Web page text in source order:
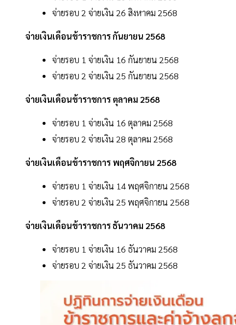
จ่ายรอบ 2 จ่ายเงิน 26 สิงหาคม 2568
จ่ายเงินเดือนข้าราชการ กันยายน 2568
จ่ายรอบ 1 จ่ายเงิน 16 กันยายน 2568
จ่ายรอบ 2 จ่ายเงิน 25 กันยายน 2568
จ่ายเงินเดือนข้าราชการ ตุลาคม 2568
จ่ายรอบ 1 จ่ายเงิน 16 ตุลาคม 2568
จ่ายรอบ 2 จ่ายเงิน 28 ตุลาคม 2568
จ่ายเงินเดือนข้าราชการ พฤศจิกายน 2568
จ่ายรอบ 1 จ่ายเงิน 14 พฤศจิกายน 2568
จ่ายรอบ 2 จ่ายเงิน 25 พฤศจิกายน 2568
จ่ายเงินเดือนข้าราชการ ธันวาคม 2568
จ่ายรอบ 1 จ่ายเงิน 16 ธันวาคม 2568
จ่ายรอบ 2 จ่ายเงิน 25 ธันวาคม 2568